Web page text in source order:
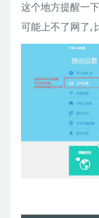
这个地方提醒一
可能上不了网了,